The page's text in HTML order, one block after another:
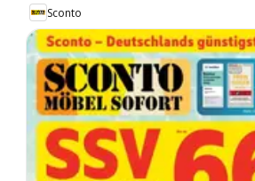
Sconto